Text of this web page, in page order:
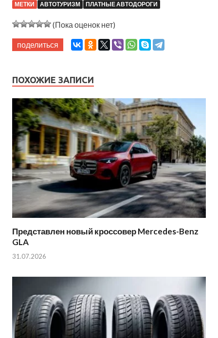
МЕТКИ АВТОТУРИЗМ ПЛАТНЫЕ АВТОДОРОГИ
(Пока оценок нет)
поделиться
ПОХОЖИЕ ЗАПИСИ
Представлен новый кроссовер Mercedes-Benz
GLA
31.07.2026